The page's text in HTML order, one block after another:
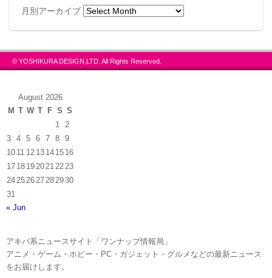
月別アーカイブ
© YOSHIKURA DESIGN,LTD. All Rights Reserved.
August 2026
M T W T F S S
1
2
3
4 5 6 7 8
9
10 11 12 13 14 15 16
17 18 19 20 21 22 23
24 25 26 27 28 2930
31
« Jun
アキバ系ニュースサイト「ワンナップ情報局」
アニメ・ゲーム・ホビー・PC・ガジェット・グルメなどの最新ニュース
をお届けします。